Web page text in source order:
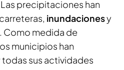
precipitaciones han
inundacionesy
. Como medida de
municipios han
sus actividades